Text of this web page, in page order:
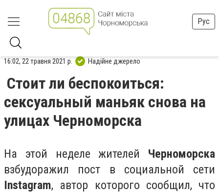
Рус
16:02, 22 травня 2021 р. Надійне джерело
Стоит ли беспокоиться:
сексуальный маньяк снова на
улицах Черноморска
На этой неделе жителей Черноморска
взбудоражил пост в социальной сети
Instagram, автор которого сообщил, что